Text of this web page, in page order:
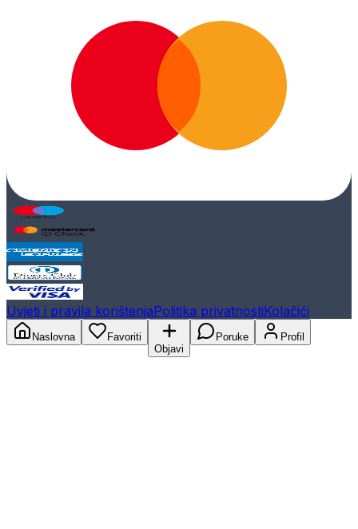
Uvjeti i pravila korištenjaPolitika privatnostiKolačići
Naslovna
Favoriti
Objavi
Poruke Profil